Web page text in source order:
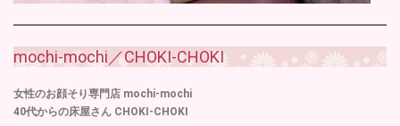
mochi-mochi／CHOKI-CHOKI
女性のお顔そり専門店 mochi-mochi
40代からの床屋さん CHOKI-CHOKI